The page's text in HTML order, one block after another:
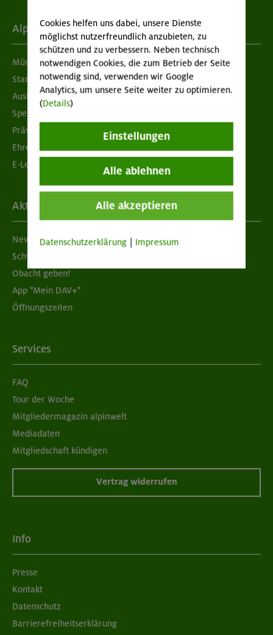
Alpenverein
München & Oberland
Standorte
Ausbildung & Jobs
Spenden
Prävention sexualisierter Gewalt
Ehrenamtsbörse
E-Learning
Aktuelles
Newsletter
Schwarzes Brett
Obacht geben!
App "Mein DAV+"
Öffnungszeiten
Services
FAQ
Tour der Woche
Mitgliedermagazin alpinwelt
Mediadaten
Mitgliedschaft kündigen
Vertrag widerrufen
Info
Presse
Kontakt
Datenschutz
Barrierefreiheitserklärung
Cookies helfen uns dabei, unsere Dienste
möglichst nutzerfreundlich anzubieten, zu
schützen und zu verbessern. Neben technisch
notwendigen Cookies, die zum Betrieb der Seite
notwendig sind, verwenden wir Google
Analytics, um unsere Seite weiter zu optimieren.
(Details)
Einstellungen
Alle ablehnen
Alle akzeptieren
Datenschutzerklärung Impressum